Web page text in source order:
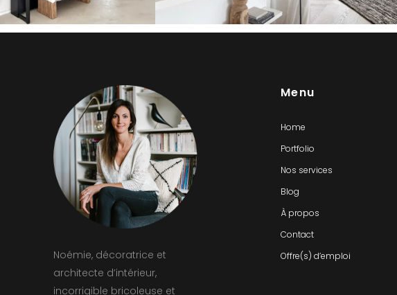
Noémie, décoratrice et
architecte d’intérieur,
incorrigible bricoleuse et
Menu
Home
Portfolio
Nos services
Blog
À propos
Contact
Offre(s) d’emploi